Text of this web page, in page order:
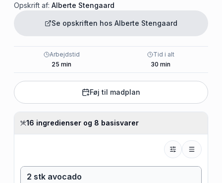
Opskrift af: Alberte Stengaard
Se opskriften hos Alberte Stengaard
Arbejdstid
25 min
Tid i alt
30 min
Føj til madplan
16 ingredienser og 8 basisvarer
2 stk avocado